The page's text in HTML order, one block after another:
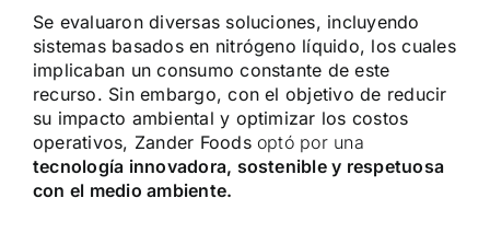
Se evaluaron diversas soluciones, incluyendo
sistemas basados en nitrógeno líquido, los cuales
implicaban un consumo constante de este
recurso. Sin embargo, con el objetivo de reducir
su impacto ambiental y optimizar los costos
operativos, Zander Foodsoptó por una
tecnología innovadora, sostenible y respetuosa
con el medio ambiente.